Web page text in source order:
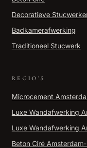
Decoratieve
Badkamerafwerking
Traditioneel Stucwerk
REGIO'S
Microcement
Luxe Wandafwerking
Luxe Wandafwerking
Beton Ciré